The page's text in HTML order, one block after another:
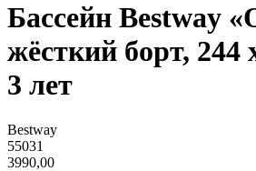
Бассейн Bestway
жёсткий борт, 244
3 лет
Bestway
55031
3990,00